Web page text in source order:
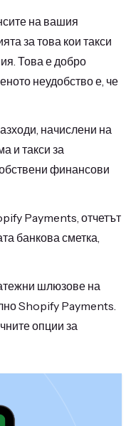
на вашия
за това кои такси
Това е добро
неудобство е, че
начислени на
и такси за
финансови
Payments, отчетът
банкова сметка,
шлюзове на
Shopify Payments.
опции за